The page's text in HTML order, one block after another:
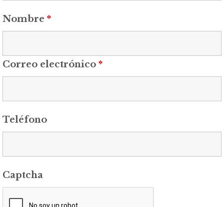
Nombre *
Correo electrónico *
Teléfono
Captcha